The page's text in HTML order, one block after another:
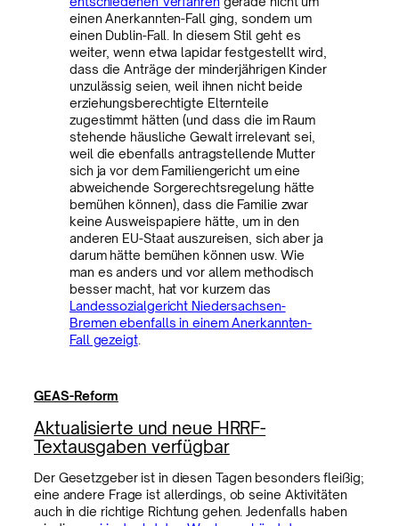
einen Anerkannten-Fall ging, sondern um
einen Dublin-Fall. In diesem Stil geht es
weiter, wenn etwa lapidar festgestellt wird,
dass die Anträge der minderjährigen Kinder
unzulässig seien, weil ihnen nicht beide
erziehungsberechtigte Elternteile
zugestimmt hätten (und dass die im Raum
stehende häusliche Gewalt irrelevant sei,
weil die ebenfalls antragstellende Mutter
sich ja vor dem Familiengericht um eine
abweichende Sorgerechtsregelung hätte
bemühen können), dass die Familie zwar
keine Ausweispapiere hätte, um in den
anderen EU-Staat auszureisen, sich aber ja
darum hätte bemühen können usw. Wie
man es anders und vor allem methodisch
besser macht, hat vor kurzem das
Landessozialgericht Niedersachsen-
Bremen ebenfalls in einem Anerkannten-
Fall gezeigt.
GEAS-Reform
Aktualisierte und neue HRRF-
Textausgaben verfügbar
Der Gesetzgeber ist in diesen Tagen besonders fleißig;
eine andere Frage ist allerdings, ob seine Aktivitäten
auch in die richtige Richtung gehen. Jedenfalls haben